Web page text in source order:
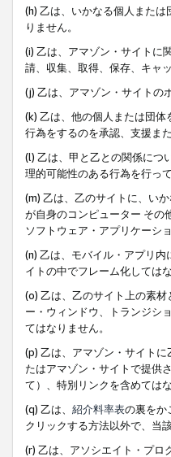
(h) 乙は、いかなる個人また
りません。
(i) 乙は、アマゾン・サイトに
請、収集、取得、保存、キャ
(j) 乙は、アマゾン・サイトの
(k) 乙は、他の個人または団
行為をするのを承認、支援ま
(l) 乙は、甲と乙との関係につ
理的可能性のある行為を行っ
(m) 乙は、乙のサイトに、い
が自身のコンピューター その
ソフトウェア・アプリケーシ
(n) 乙は、モバイル・アプリ
イトの中でフレーム化しては
(o) 乙は、乙のサイト上の素
ー・ウィンドウ、トランジシ
てはなりません。
(p) 乙は、アマゾン・サイト
たはアマゾン・サイトで提供
て）、特別リンクを含めてはな
(q) 乙は、 紹介料率表の裏をか
クリックする方法以外で、当
(r) 乙は、アソシエイト・プロ